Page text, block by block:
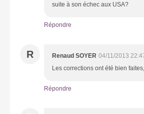
suite à son échec aux USA?
Répondre
R Renaud SOYER 04/11/2013
Les corrections ont été bien
Répondre